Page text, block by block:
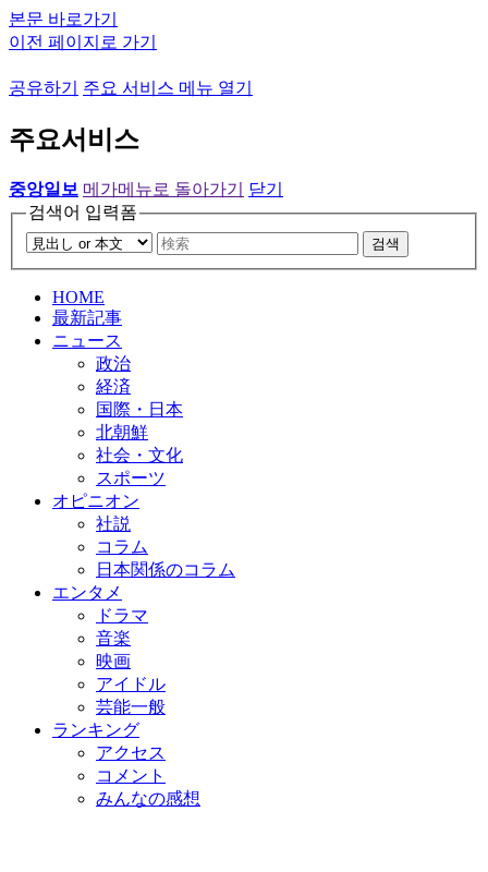
본문 바로가기
이전 페이지로 가기
공유하기 주요 서비스 메뉴 열기
주요서비스
중앙일보 메가메뉴로 돌아가기
닫기
검색어 입력폼
검색
HOME
最新記事
ニュース
政治
経済
国際・日本
北朝鮮
社会・文化
スポーツ
オピニオン
社説
コラム
日本関係のコラム
エンタメ
ドラマ
音楽
映画
アイドル
芸能一般
ランキング
アクセス
コメント
みんなの感想